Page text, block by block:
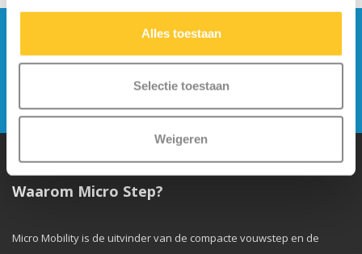
Alles toestaan
Selectie toestaan
Weigeren
Blijf op de hoogte en schrijf je in voor onze
nieuwsbrief
Waarom Micro Step?
Micro Mobility is de uitvinder van de compacte vouwstep en de